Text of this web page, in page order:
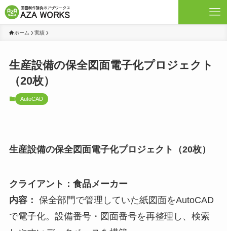
ホーム 実績
生産設備の保全図面電子化プロジェクト
（20枚）
AutoCAD
生産設備の保全図面電子化プロジェクト（20枚）
クライアント：食品メーカー
内容： 保全部門で管理していた紙図面をAutoCAD
で電子化。設備番号・図面番号を再整理し、検索